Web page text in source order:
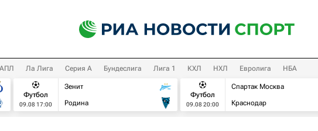
АПЛ Ла Лига Серия А Бундеслига Лига 1 КХЛ НХЛ Евролига НБА
Футбол
09.08 17:00
Зенит
Родина
Футбол
09.08 20:00
Спартак Москва
Краснодар